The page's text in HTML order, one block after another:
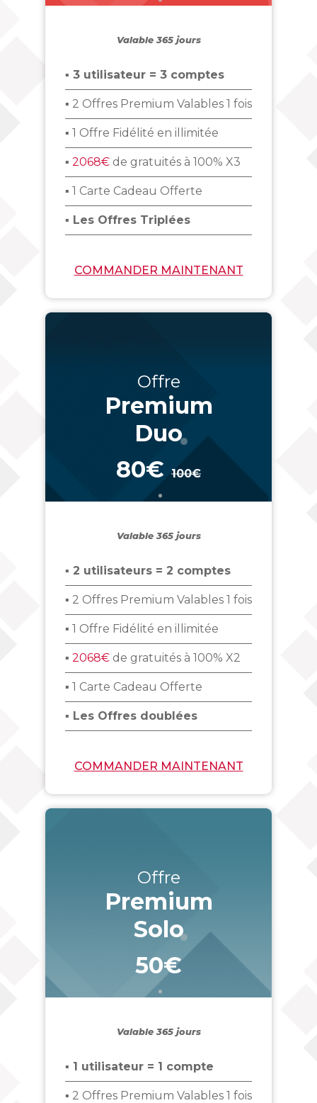
Offre
Premium
Solo
50€
_
Valable 365 jours
▪ 1 utilisateur = 1 compte
▪ 2 Offres Premium Valables 1 fois
Offre
Premium
Duo
80€ 100€
Valable 365 jours
▪ 2 utilisateurs = 2 comptes
▪ 2 Offres Premium Valables 1 fois
▪ 1 Offre Fidélité en illimitée
▪ 2068€ de gratuités à 100% X2
▪ 1 Carte Cadeau Offerte
▪ Les Offres doublées
COMMANDER MAINTENANT
Valable 365 jours
▪ 3 utilisateur = 3 comptes
▪ 2 Offres Premium Valables 1 fois
▪ 1 Offre Fidélité en illimitée
▪ 2068€ de gratuités à 100% X3
▪ 1 Carte Cadeau Offerte
▪ Les Offres Triplées
COMMANDER MAINTENANT